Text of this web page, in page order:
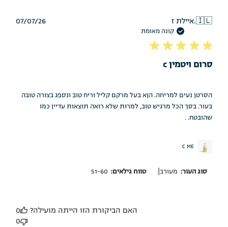
🇮🇱איילת ז.
קונה מאומת
סרום ויטמין c
הסרטן נעים למריחה. הןא בעל מרקם קליל וריח טוב ונספג בצורה טובה
בעור. בסך הכל מרגיש טוב, למרות שלא רואה תוצאות עדיין כמו
שהובטח. .
C ME
סוג העור: מעורב| טווח גילאים: 51-60
תאריך
07/07/26
האם הביקורת הזו הייתה מועילה?
0
0